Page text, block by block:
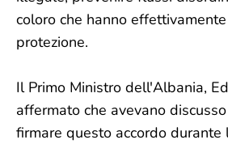
coloro che hanno
protezione.
Il Primo Ministro dell'Albania,
affermato che avevano
firmare questo accordo durante